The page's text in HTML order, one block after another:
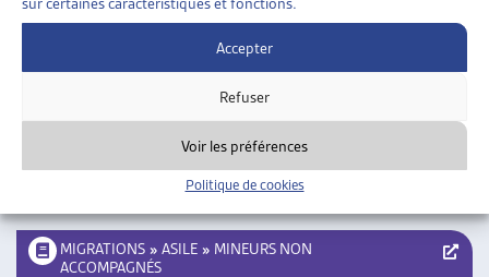
Accepter
Refuser
Voir les préférences
Politique de cookies
DÉTECTION PRÉCOCE DES VIOLENCES
PROFESSIONNELS DE LA SANTÉ
MIGRATIONS » ASILE » MINEURS NON
ACCOMPAGNÉS